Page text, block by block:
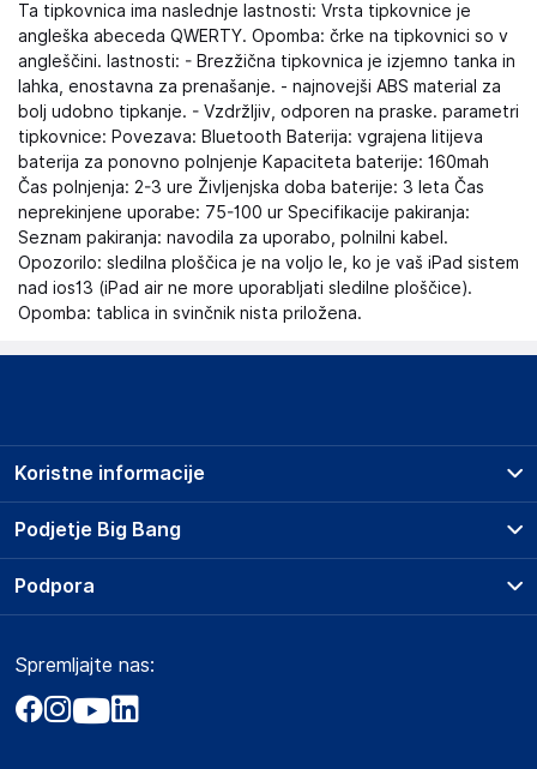
Ta tipkovnica ima naslednje lastnosti: Vrsta tipkovnice je
angleška abeceda QWERTY. Opomba: črke na tipkovnici so v
angleščini. lastnosti: - Brezžična tipkovnica je izjemno tanka in
lahka, enostavna za prenašanje. - najnovejši ABS material za
bolj udobno tipkanje. - Vzdržljiv, odporen na praske. parametri
tipkovnice: Povezava: Bluetooth Baterija: vgrajena litijeva
baterija za ponovno polnjenje Kapaciteta baterije: 160mah
Čas polnjenja: 2-3 ure Življenjska doba baterije: 3 leta Čas
neprekinjene uporabe: 75-100 ur Specifikacije pakiranja:
Seznam pakiranja: navodila za uporabo, polnilni kabel.
Opozorilo: sledilna ploščica je na voljo le, ko je vaš iPad sistem
nad ios13 (iPad air ne more uporabljati sledilne ploščice).
Opomba: tablica in svinčnik nista priložena.
Podjetje Big Bang
O podjetju
Obvestila za javnost
Akt o digitalnih storitvah
Koristne informacije
Prodajna mesta
Storitve
Dostava, vnos in odvoz
Zavarovanje izdelkov
Podpora
Marketplace
Kako oddati naročilo?
Spremljajte nas: